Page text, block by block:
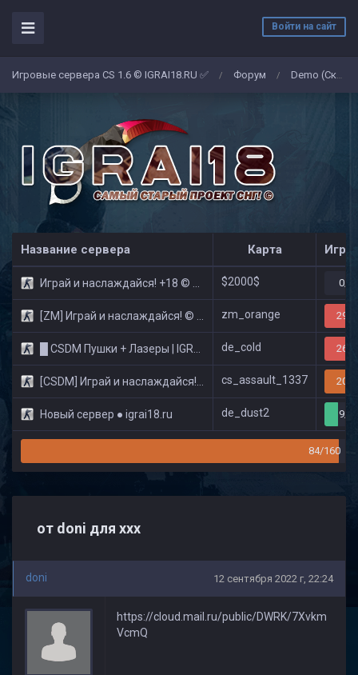
Войти на сайт
Игровые сервера CS 1.6 © IGRAI18.RU ✅ / Форум / Demo (Скриншоты)
Название сервера Карта
Играй и наслаждайся! +18 © Public $2000$ 0/
[ZM] Играй и наслаждайся! © Zombie Show zm_orange 29/
█ CSDM Пушки + Лазеры | IGRAI18.RU ツ █ de_cold 26/
[CSDM] Играй и наслаждайся! © Classic cs_assault_1337 20/
Новый сервер ● igrai18.ru de_dust2 9/
84/160
от doni для ххх
doni 12 сентября 2022 г, 22:24
https://cloud.mail.ru/public/DWRK/7Xvkm
VcmQ